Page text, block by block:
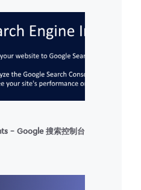
– Google 搜索控制台